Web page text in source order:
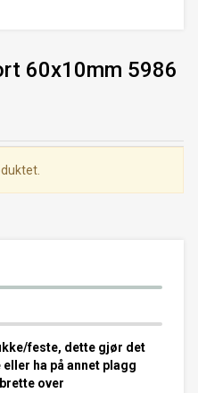
60x10mm 5986
feste, dette gjør det
ha på annet plagg
over